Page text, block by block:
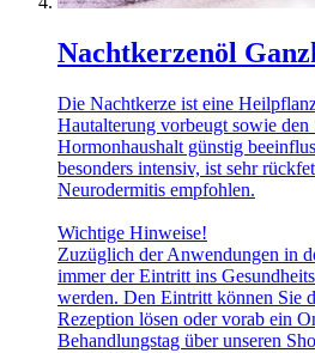
Nachtkerzenöl
Die Nachtkerze ist eine
Hautalterung vorbeugt sowie
Hormonhaushalt günstig
besonders intensiv, ist sehr
Neurodermitis empfohlen.
Wichtige Hinweise!
Zuzüglich der Anwendungen in
immer der Eintritt ins
werden. Den Eintritt können Sie
Rezeption lösen oder vorab ein
Behandlungstag über unseren